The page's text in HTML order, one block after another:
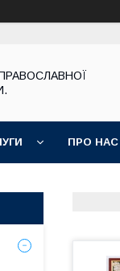
ПРО НАС